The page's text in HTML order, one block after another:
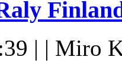
| | Miro